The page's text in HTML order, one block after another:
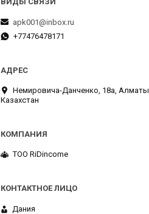
apk001@inbox.ru
+77476478171
Немировича-Данченко, 18а, Алматы,
Казахстан
ТОО RiDincome
Дания